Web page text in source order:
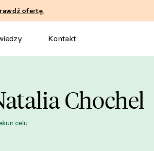
ofertę.
Kontakt
Chochel
celu